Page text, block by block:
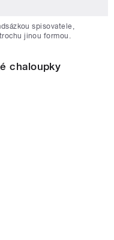
spisovatele,
jinou formou.
chaloupky